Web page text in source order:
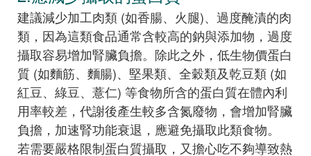
建議減少加工肉類 (如香腸、火腿)、過度醃漬的肉
類，因為這類食品通常含較高的鈉與添加物，過度
攝取容易增加腎臟負擔。除此之外，低生物價蛋白
質 (如麵筋、麵腸)、堅果類、全穀類及乾豆類 (如
紅豆、綠豆、薏仁) 等食物所含的蛋白質在體內利
用率較差，代謝後產生較多含氮廢物，會增加腎臟
負擔，加速腎功能衰退，應避免攝取此類食物。
若需要嚴格限制蛋白質攝取，又擔心吃不夠導致熱